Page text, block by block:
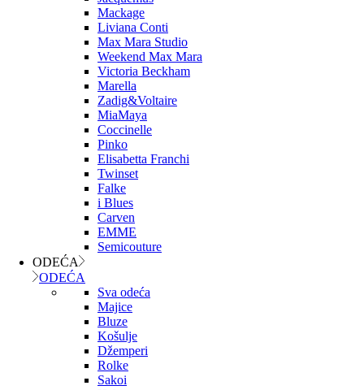
Mackage
Liviana Conti
Max Mara Studio
Weekend Max Mara
Victoria Beckham
Marella
Zadig&Voltaire
MiaMaya
Coccinelle
Pinko
Elisabetta Franchi
Twinset
Falke
i Blues
Carven
EMME
Semicouture
ODEĆA
ODEĆA
Sva odeća
Majice
Bluze
Košulje
Džemperi
Rolke
Sakoi